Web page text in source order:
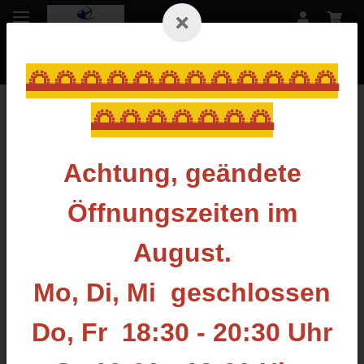
🌅🌅🌅🌅🌅🌅🌅🌅🌅🌅🌅🌅
🌅🌅🌅🌅🌅🌅🌅
Achtung, geändete
Öffnungszeiten im
August.
Mo, Di, Mi geschlossen
Do, Fr 18:30 - 20:30 Uhr
Rinehart